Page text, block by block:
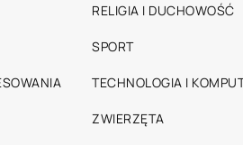
RELIGIA I DUCHOWOŚĆ
SPORT
TECHNOLOGIA I
ZWIERZĘTA